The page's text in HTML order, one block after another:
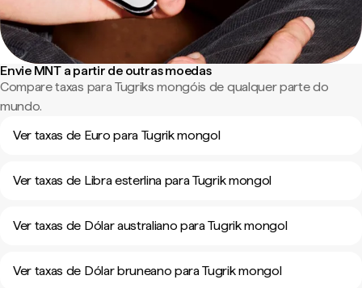
Envie MNT a partir de outras moedas
Compare taxas para Tugriks mongóis de qualquer parte do
mundo.
Ver taxas de Euro para Tugrik mongol
Ver taxas de Libra esterlina para Tugrik mongol
Ver taxas de Dólar australiano para Tugrik mongol
Ver taxas de Dólar bruneano para Tugrik mongol